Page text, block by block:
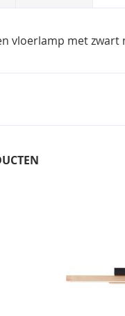
vloerlamp met zwart